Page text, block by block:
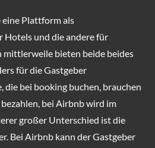
eine Plattform als
Hotels und die andere für
bieten beide beides
für die Gastgeber
die bei booking buchen, brauchen
bei Airbnb wird im
großer Unterschied ist die
Bei Airbnb kann der Gastgeber